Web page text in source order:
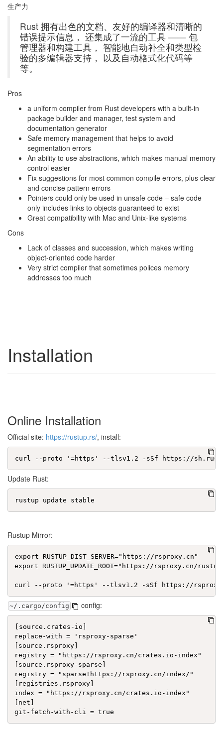
生产力
Rust 拥有出色的文档、友好的编译器和清晰的
错误提示信息， 还集成了一流的工具 —— 包
管理器和构建工具， 智能地自动补全和类型检
验的多编辑器支持， 以及自动格式化代码等
等。
Pros
a uniform compiler from Rust developers with a built-in
package builder and manager, test system and
documentation generator
Safe memory management that helps to avoid
segmentation errors
An ability to use abstractions, which makes manual memory
control easier
Fix suggestions for most common compile errors, plus clear
and concise pattern errors
Pointers could only be used in unsafe code – safe code
only includes links to objects guaranteed to exist
Great compatibility with Mac and Unix-like systems
Cons
Lack of classes and succession, which makes writing
object-oriented code harder
Very strict compiler that sometimes polices memory
addresses too much
Installation
Online Installation
Official site: https://rustup.rs/, install:
Update Rust:
Rustup Mirror:
export RUSTUP_DIST_SERVER="https://rsproxy.cn"
export RUSTUP_UPDATE_ROOT="https://rsproxy.cn/
~/.cargo/config config:
[source.crates-io]
replace-with = 'rsproxy-sparse'
[source.rsproxy]
registry = "https://rsproxy.cn/crates.io-index"
[source.rsproxy-sparse]
registry = "sparse+https://rsproxy.cn/index/"
[registries.rsproxy]
index = "https://rsproxy.cn/crates.io-index"
[net]